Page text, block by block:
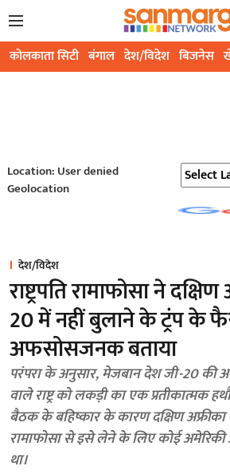
कोलकाता सिटी बंगाल देश/विदेश बिजनेस
Location: User denied
Geolocation
देश/विदेश
राष्ट्रपति रामाफोसा ने
20 में नहीं बुलाने के ट्रंप के
अफसोसजनक बताया
परंपरा के अनुसार, मेजबान देश जी-20 की
वाले राष्ट्र को लकड़ी का एक प्रतीकात्मक
बैठक के बहिष्कार के कारण दक्षिण अफ्रीका के
रामाफोसा से इसे लेने के लिए कोई अमेरिकी
था।